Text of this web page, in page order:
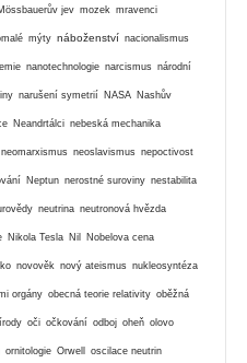
jev mozek mravenci
mýty náboženství nacionalismus
nanotechnologie narcismus národní
narušení symetrií NASA Nashův
Neandrtálci nebeská mechanika
neomarxismus neoslavismus nepoctivost
Neptun nerostné suroviny nestabilita
neutrina neutronová hvězda
Nikola Tesla Nil Nobelova cena
novověk nový ateismus nukleosyntéza
orgány obecná teorie relativity oběžná
oči očkování odboj oheň olovo
ornitologie Orwell oscilace neutrin